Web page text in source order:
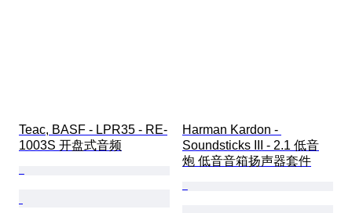
Teac, BASF - LPR35 - RE-
1003S 开盘式音频
Harman Kardon -
Soundsticks III - 2.1 低音
炮 低音音箱扬声器套件